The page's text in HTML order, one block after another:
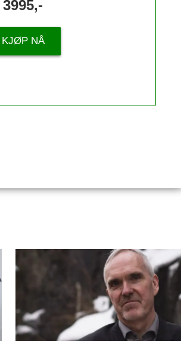
3995,-
KJØP NÅ